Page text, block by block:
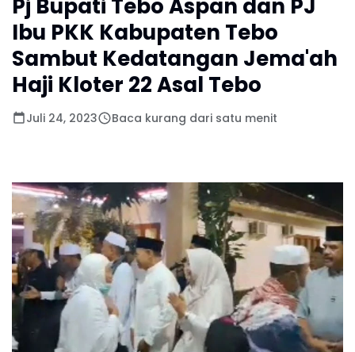
Pj Bupati Tebo Aspan dan PJ
Ibu PKK Kabupaten Tebo
Sambut Kedatangan Jema'ah
Haji Kloter 22 Asal Tebo
Juli 24, 2023 Baca kurang dari satu menit